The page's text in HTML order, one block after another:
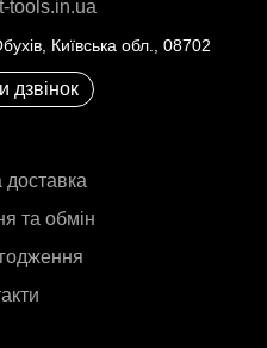
tools.in.ua
Київська обл., 08702
дзвінок
та обмін